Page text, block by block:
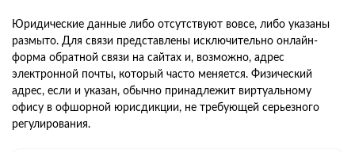
Юридические данные либо отсутствуют вовсе, либо указаны
размыто. Для связи представлены исключительно онлайн-
форма обратной связи на сайтах и, возможно, адрес
электронной почты, который часто меняется. Физический
адрес, если и указан, обычно принадлежит виртуальному
офису в офшорной юрисдикции, не требующей серьезного
регулирования.